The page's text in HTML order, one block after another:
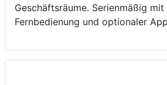
Geschäftsräume. Serienmäßig
Fernbedienung und optionaler